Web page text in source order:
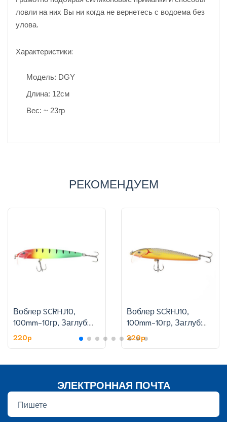
ловли на них Вы ни когда не вернетесь с водоема без
улова.
Характеристики:
Модель: DGY
Длина: 12см
Вес: ~ 23гр
РЕКОМЕНДУЕМ
Воблер SCRHJ10,
100mm-10гр, Заглуб:
1.8-2.4 м, цвет:6
220p
Воблер SCRHJ10,
100mm-10гр, Заглуб:
1.8-2.4 м, цвет:11
220p
ЭЛЕКТРОННАЯ ПОЧТА